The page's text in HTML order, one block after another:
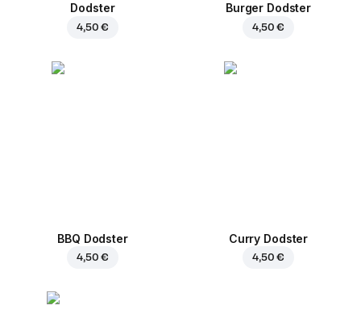
Dodster
4,50 €
Burger Dodster
4,50 €
BBQ Dodster
4,50 €
Curry Dodster
4,50 €